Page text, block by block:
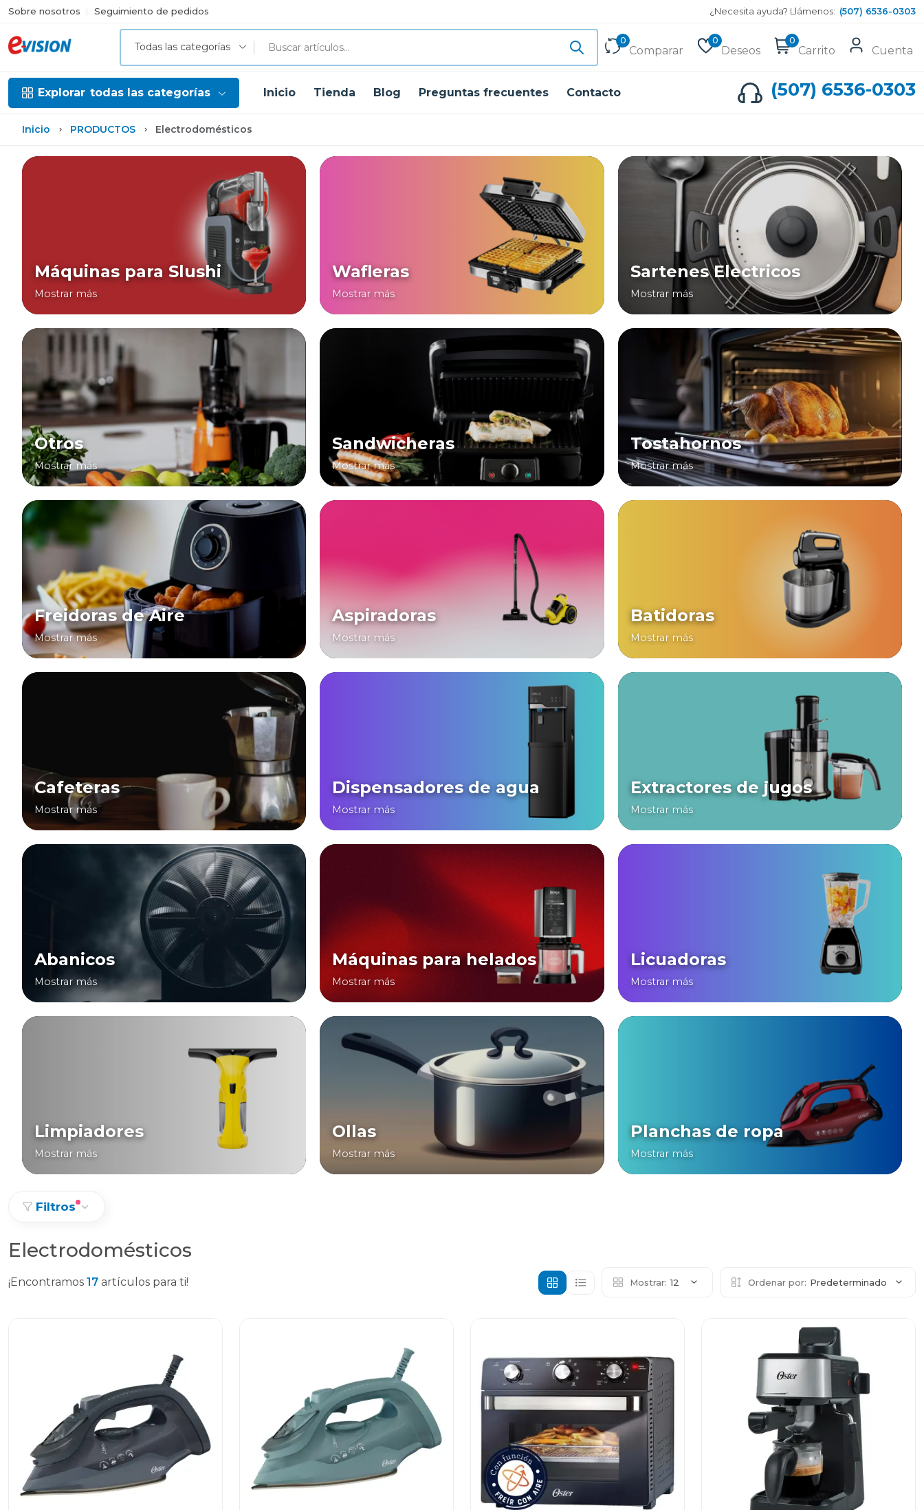
Sobre nosotros Seguimiento de pedidos ¿Necesita ayuda? Llámenos: (507) 6536-0303
Todas las categorías
0
Comparar
0
Deseos
0
Carrito Cuenta
Explorar todas las categorías Inicio Tienda Blog Preguntas frecuentes Contacto (507) 6536-0303
Inicio PRODUCTOS Electrodomésticos
Máquinas para Slushi
Mostrar más
Wafleras
Mostrar más
Sartenes Electricos
Mostrar más
Otros
Mostrar más
Sandwicheras
Mostrar más
Tostahornos
Mostrar más
Freidoras de Aire
Mostrar más
Aspiradoras
Mostrar más
Batidoras
Mostrar más
Cafeteras
Mostrar más
Dispensadores de agua
Mostrar más
Extractores de jugos
Mostrar más
Abanicos
Mostrar más
Máquinas para helados
Mostrar más
Licuadoras
Mostrar más
Limpiadores
Mostrar más
Ollas
Mostrar más
Planchas de ropa
Mostrar más
Filtros
Electrodomésticos
¡Encontramos 17 artículos para ti! Mostrar: 12 Ordenar por: Predeterminado